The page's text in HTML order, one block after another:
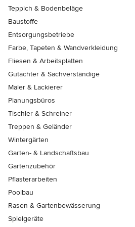
Teppich & Bodenbeläge
Baustoffe
Entsorgungsbetriebe
Farbe, Tapeten & Wandverkleidung
Fliesen & Arbeitsplatten
Gutachter & Sachverständige
Maler & Lackierer
Planungsbüros
Tischler & Schreiner
Treppen & Geländer
Wintergärten
Garten- & Landschaftsbau
Gartenzubehör
Pflasterarbeiten
Poolbau
Rasen & Gartenbewässerung
Spielgeräte